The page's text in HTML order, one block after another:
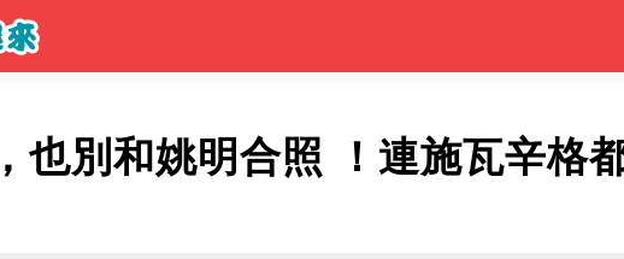
也別和姚明合照 ！連施瓦辛格